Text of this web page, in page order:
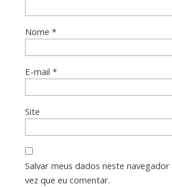
Nome *
E-mail *
Site
Salvar meus dados neste
vez que eu comentar.